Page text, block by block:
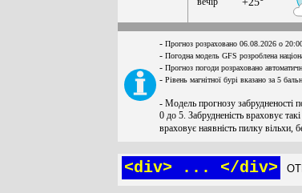
- Прогноз розраховано 06.08.2026 о
- Погодна модель GFS розроблена
- Прогноз погоди розраховано
- Рівень магнітної бурі вказано за 5
- Модель прогнозу забрудненості
0 до 5. Забрудненість враховує
враховує наявність пилку вільхи,
<div> ... </div>